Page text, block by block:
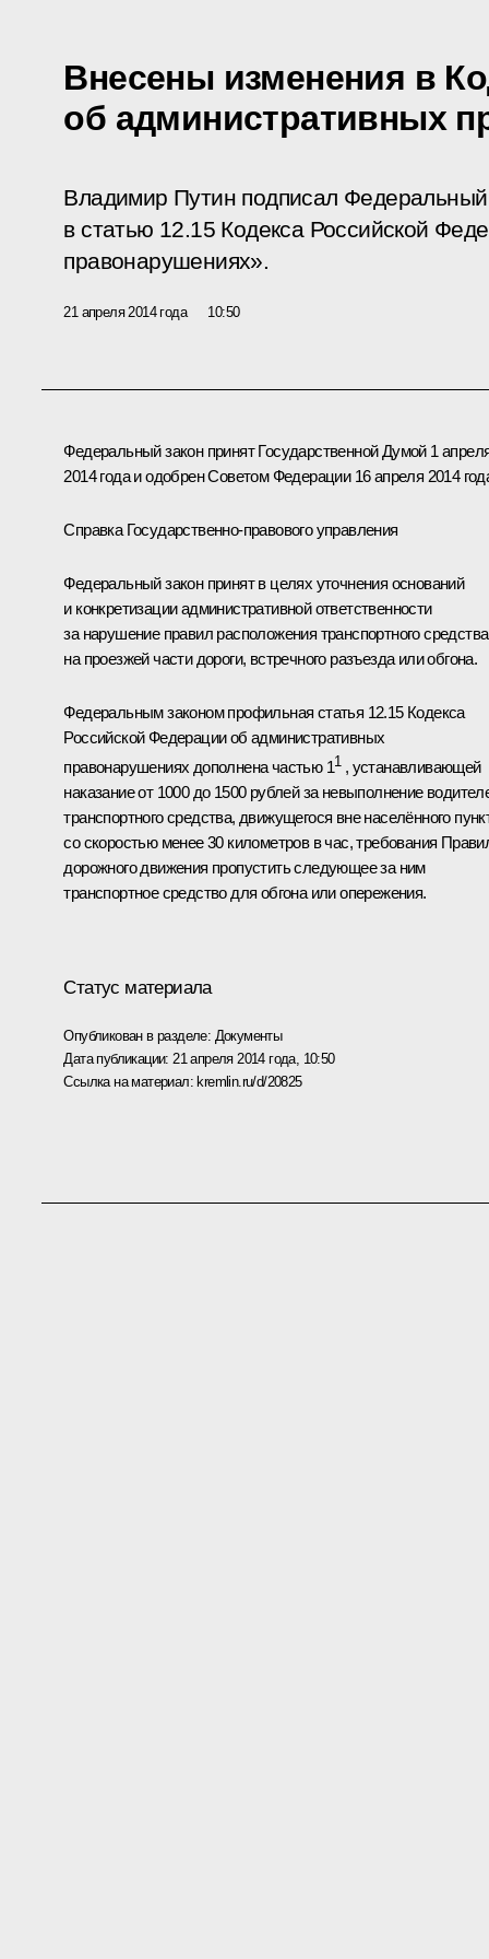
Внесены изменения в
об административных
Владимир Путин подписал
в статью 12.15 Кодекса Российской
правонарушениях».
21 апреля 2014 года 10:50
Федеральный закон принят Государственной Думой 1
2014 года и одобрен Советом Федерации 16 апреля 2014
Справка Государственно-правового управления
Федеральный закон принят в целях уточнения оснований
и конкретизации административной ответственности
за нарушение правил расположения транспортного средства
на проезжей части дороги, встречного разъезда или обгона.
Федеральным законом профильная статья 12.15 Кодекса
Российской Федерации об административных
правонарушениях дополнена частью 11, устанавливающей
наказание от 1000 до 1500 рублей за невыполнение
транспортного средства, движущегося вне населённого
со скоростью менее 30 километров в час, требования
дорожного движения пропустить следующее за ним
транспортное средство для обгона или опережения.
Статус материала
Опубликован в разделе: Документы
Дата публикации: 21 апреля 2014 года, 10:50
Ссылка на материал: kremlin.ru/d/20825